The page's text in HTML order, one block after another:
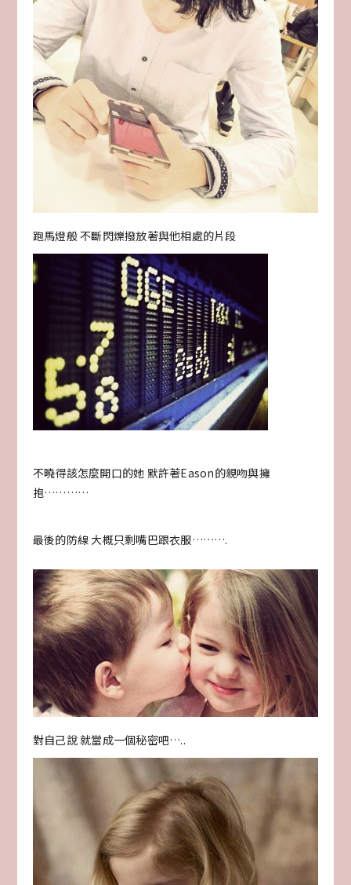
跑馬燈般 不斷閃爍撥放著與他相處的片段
不曉得該怎麼開口的她 默許著Eason的親吻與擁
抱…………
最後的防線 大概只剩嘴巴跟衣服……….
對自己說 就當成一個秘密吧…..